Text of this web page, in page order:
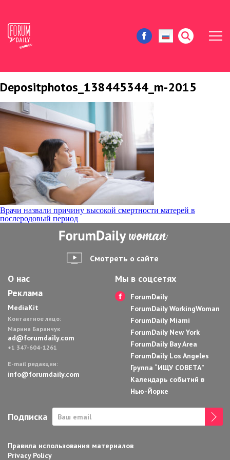
ЖИЗНЬ И ИСТОРИИ
ИММИГРАЦИЯ В США
ЗНАМЕНИТОСТИ
АВТОРСКИЕ КОЛОНКИ
ЗДОРОВЬЕ И КРАСОТА
ДОМ И ЕДА
Depositphotos_138445344_m-2015
Навигация
по
Врачи назвали причину высокой смертности матерей в
послеродовый период
Смотреть о сайте
О нас
Реклама
MediaKit
Контактное лицо:
Марина Баранчук
ad@forumdaily.com
+1 347-604-1261
E-mail редакции:
info@forumdaily.com
Мы в соцсетях
ForumDaily
ForumDaily WorkingWoman
ForumDaily Miami
ForumDaily New York
ForumDaily Bay Area
ForumDaily Los Angeles
Группа “ИЩУ СОВЕТА”
Календарь событий в
Нью-Йорке
Подписка
Правила использования материалов
Privacy Policy